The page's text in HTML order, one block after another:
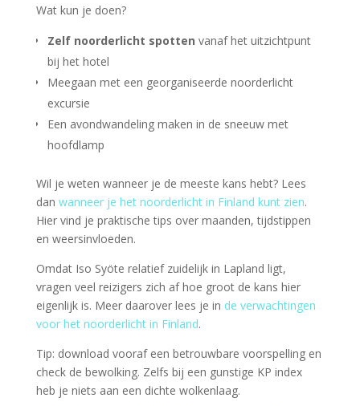
Wat kun je doen?
Zelf noorderlicht spotten vanaf het uitzichtpunt
bij het hotel
Meegaan met een georganiseerde noorderlicht
excursie
Een avondwandeling maken in de sneeuw met
hoofdlamp
Wil je weten wanneer je de meeste kans hebt? Lees
dan wanneer je het noorderlicht in Finland kunt zien.
Hier vind je praktische tips over maanden, tijdstippen
en weersinvloeden.
Omdat Iso Syöte relatief zuidelijk in Lapland ligt,
vragen veel reizigers zich af hoe groot de kans hier
eigenlijk is. Meer daarover lees je in de verwachtingen
voor het noorderlicht in Finland.
Tip: download vooraf een betrouwbare voorspelling en
check de bewolking. Zelfs bij een gunstige KP index
heb je niets aan een dichte wolkenlaag.